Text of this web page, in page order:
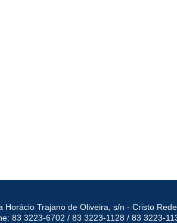
Horácio Trajano de Oliveira, s/n - Cristo
83 3223-6702 / 83 3223-1128 / 83 3223-